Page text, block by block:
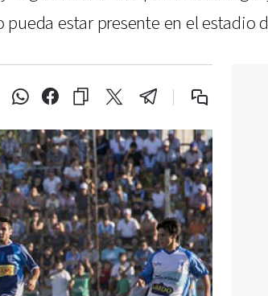
estar presente en el estadio